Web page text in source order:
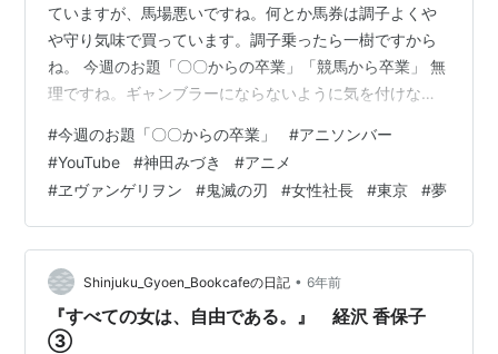
ていますが、馬場悪いですね。何とか馬券は調子よくや
や守り気味で買っています。調子乗ったら一樹ですから
ね。 今週のお題「〇〇からの卒業」「競馬から卒業」 無
理ですね。ギャンブラーにならないように気を付けなが
「あぁ」 ネガティブから卒業 「これ理想」 繁忙期終わ
れば少しは田舎から解放できるけどまだ真ん中なので当
分お預けですが... 景気はいいのになぜかね。景気という
より株価がすごい。株価がすごすぎて下がった時が怖い
くらいですが。 飲酒してコロナ禍で会社の今とどうする
かゆるっと語る神田みつき 経営者次…
#今週のお題「〇〇からの卒業」 #アニソンバー
#YouTube #神田みづき #アニメ
#ヱヴァンゲリヲン #鬼滅の刃 #女性社長 #東京 #夢
Shinjuku_Gyoen_Bookcafeの日記 • 6年前
『すべての女は、自由である。』 経沢 香保子
③